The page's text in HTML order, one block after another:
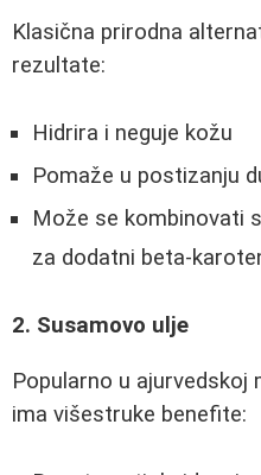
Klasična prirodna
rezultate:
Hidrira i neguje kožu
Pomaže u postizanju
Može se kombinovati
za dodatni beta-
2. Susamovo ulje
Popularno u ajurvedskoj
ima višestruke benefite: